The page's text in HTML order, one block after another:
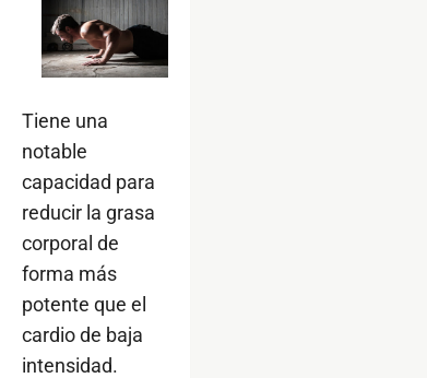
Tiene una
notable
capacidad para
reducir la grasa
corporal de
forma más
potente que el
cardio de baja
intensidad.